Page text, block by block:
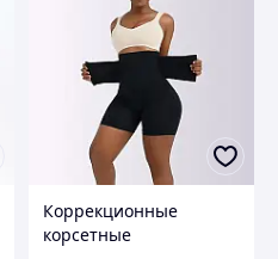
Коррекционные
корсетные